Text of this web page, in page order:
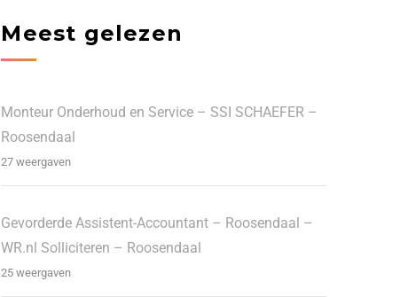
Meest gelezen
Monteur Onderhoud en Service – SSI SCHAEFER –
Roosendaal
27 weergaven
Gevorderde Assistent-Accountant – Roosendaal –
WR.nl Solliciteren – Roosendaal
25 weergaven